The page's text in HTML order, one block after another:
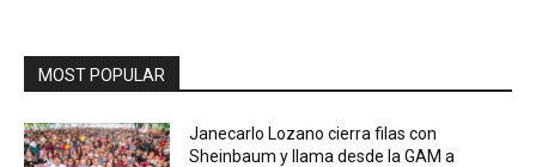
MOST POPULAR
Janecarlo Lozano cierra filas con
Sheinbaum y llama desde la GAM a